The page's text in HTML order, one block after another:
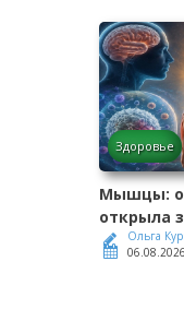
Здоровье
Мышцы:
открыла
Ольга